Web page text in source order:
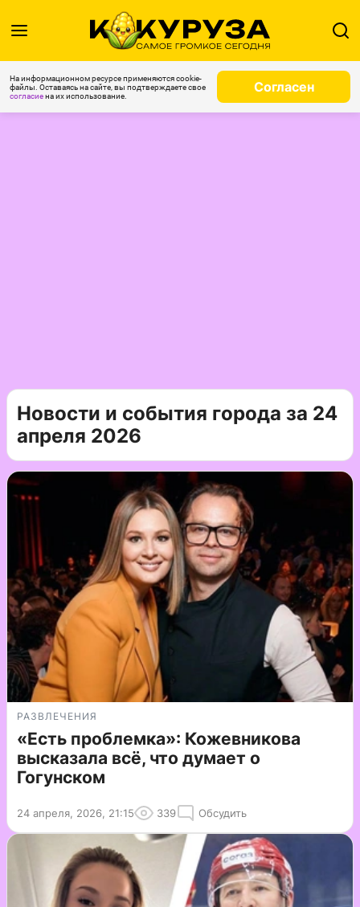
На информационном ресурсе применяются cookie-
файлы. Оставаясь на сайте, вы подтверждаете свое
согласиена их использование.
Согласен
Новости и события города за 24
апреля 2026
РАЗВЛЕЧЕНИЯ
«Есть проблемка»: Кожевникова
высказала всё, что думает о
Гогунском
24 апреля, 2026, 21:15 339 Обсудить